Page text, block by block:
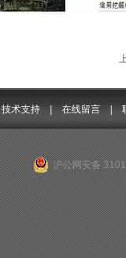
技术支持|在线留言 |
沪公网安备